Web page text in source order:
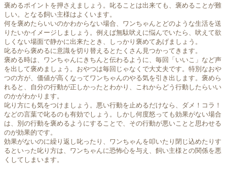
褒めるポイントを押さえましょう。叱ることは出来ても、褒めることが難
しい。となる飼い主様はよくいます。
何を褒めたらいいのかわからない場合、ワンちゃんとどのような生活を送
りたいかイメージしましょう。例えば無駄吠えに悩んでいたら、吠えて欲
しくない場面で静かに出来たとき、しっかり褒めてあげましょう。
叱るから褒めるに意識を切り替えるとたくさん見つかってきます。
褒める時は、ワンちゃんにきちんと伝わるように、毎回「いいこ」など声
を出して褒めましょう。おやつは毎回じゃなくで大丈夫です。特別なおや
つの方が、価値が高くなってワンちゃんのやる気を引き出します。褒めら
れると、自分の行動が正しかったとわかり、これからどう行動したらいい
のかがわかります。
叱り方にも気をつけましょう。悪い行動を止めるだけなら、ダメ！コラ！
などの言葉で叱るのも有効でしょう。しかし何度怒っても効果がない場合
は、別の行動を褒めるようにすることで、その行動が悪いことと思わせる
のが効果的です。
効果がないのに繰り返し叱ったり、ワンちゃんを叩いたり閉じ込めたりす
るといった叱り方は、ワンちゃんに恐怖心を与え、飼い主様との関係を悪
くしてしまいます。